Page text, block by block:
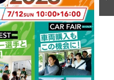
カーメーカー「旧車」関連プロジェ
クト
プロショップ検索
コラム